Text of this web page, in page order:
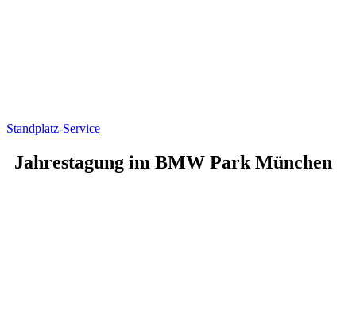
Standplatz-Service
Jahrestagung im BMW Park München